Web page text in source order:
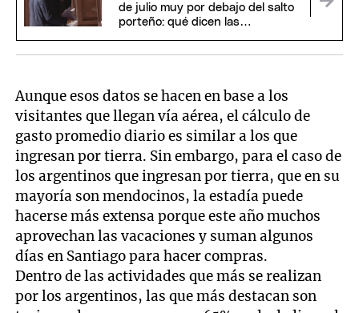
de julio muy por debajo del salto
porteño: qué dicen las
Aunque esos datos se hacen en base a los
visitantes que llegan vía aérea, el cálculo de
gasto promedio diario es similar a los que
ingresan por tierra. Sin embargo, para el caso de
los argentinos que ingresan por tierra, que en su
mayoría son mendocinos, la estadía puede
hacerse más extensa porque este año muchos
aprovechan las vacaciones y suman algunos
días en Santiago para hacer compras.
Dentro de las actividades que más se realizan
por los argentinos, las que más destacan son